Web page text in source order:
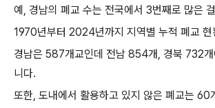
예 , 경남의 폐교 수는 전국에서 3번째로 많은
1970년부터 2024년까지 지역별 누적 폐교 현
경남은 587개교인데 전남 854개, 경북 732
니다.
또한, 도내에서 활용하고 있지 않은 폐교는 60